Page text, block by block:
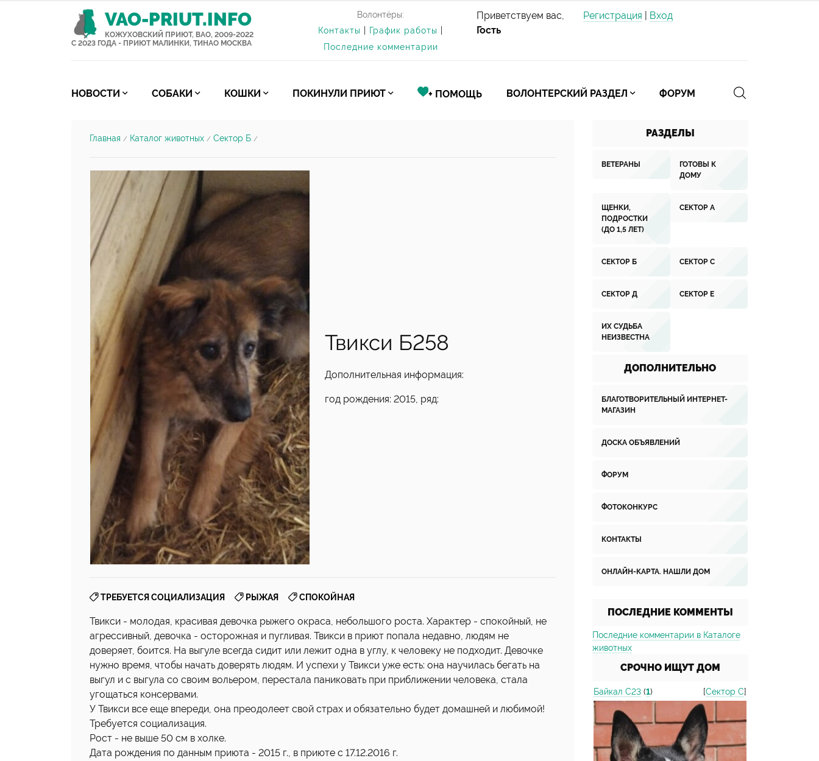
VAO-PRIUT.INFO
КОЖУХОВСКИЙ ПРИЮТ, ВАО, 2009-2022
С 2023 ГОДА - ПРИЮТ МАЛИНКИ, ТИНАО МОСКВА
Волонтёры:
Контакты
График работы
Последние комментарии
Приветствуем вас,
Гость
Регистрация Вход
НОВОСТИ СОБАКИ КОШКИ ПОКИНУЛИ ПРИЮТ + ПОМОЩЬ ВОЛОНТЕРСКИЙ РАЗДЕЛ ФОРУМ
Главная / Каталог животных / Сектор Б /
Твикси Б258
Дополнительная информация:
год рождения: 2015, ряд:
ТРЕБУЕТСЯ СОЦИАЛИЗАЦИЯ РЫЖАЯ СПОКОЙНАЯ
Твикси - молодая, красивая девочка рыжего окраса, небольшого роста. Характер - спокойный, не
агрессивный, девочка - осторожная и пугливая. Твикси в приют попала недавно, людям не
доверяет, боится. На выгуле всегда сидит или лежит одна в углу, к человеку не подходит. Девочке
нужно время, чтобы начать доверять людям. И успехи у Твикси уже есть: она научилась бегать на
выгул и с выгула со своим вольером, перестала паниковать при приближении человека, стала
угощаться консервами.
У Твикси все еще впереди, она преодолеет свой страх и обязательно будет домашней и любимой!
Требуется социализация.
Рост - не выше 50 см в холке.
Дата рождения по данным приюта - 2015 г., в приюте с 17.12.2016 г.
РАЗДЕЛЫ
ВЕТЕРАНЫ
ГОТОВЫ К
ДОМУ
ЩЕНКИ,
ПОДРОСТКИ
(ДО 1,5 ЛЕТ)
СЕКТОР А
СЕКТОР Б СЕКТОР С
СЕКТОР Д СЕКТОР Е
ИХ СУДЬБА
НЕИЗВЕСТНА
ДОПОЛНИТЕЛЬНО
БЛАГОТВОРИТЕЛЬНЫЙ ИНТЕРНЕТ-
МАГАЗИН
ДОСКА ОБЪЯВЛЕНИЙ
ФОРУМ
ФОТОКОНКУРС
КОНТАКТЫ
ОНЛАЙН-КАРТА. НАШЛИ ДОМ
ПОСЛЕДНИЕ КОММЕНТЫ
Последние комментарии в Каталоге
животных
СРОЧНО ИЩУТ ДОМ
Байкал С23 (1) [Сектор С]